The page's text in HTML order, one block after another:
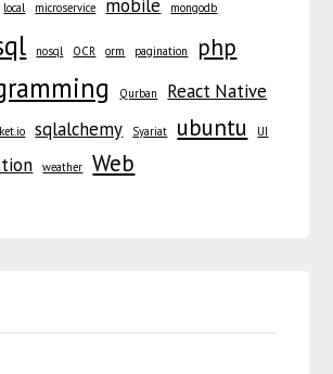
local microservice mobile mongodb
nosql OCR orm pagination php
Qurban React Native
sqlalchemy Syariat ubuntu UI
weather Web